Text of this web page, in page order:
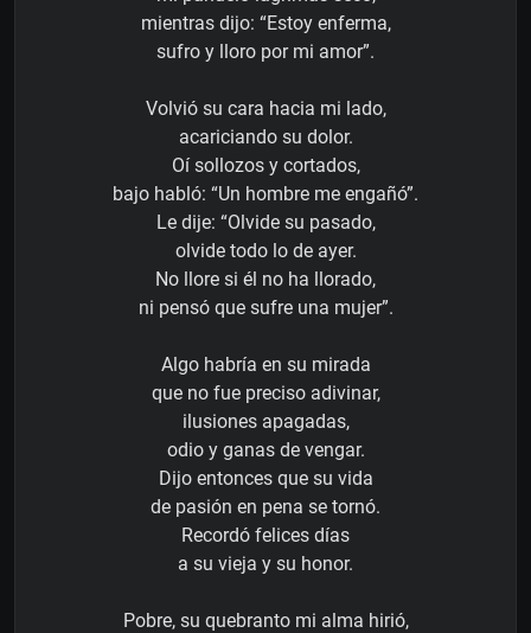
mientras dijo: “Estoy enferma,
sufro y lloro por mi amor”.
Volvió su cara hacia mi lado,
acariciando su dolor.
Oí sollozos y cortados,
bajo habló: “Un hombre me engañó”.
Le dije: “Olvide su pasado,
olvide todo lo de ayer.
No llore si él no ha llorado,
ni pensó que sufre una mujer”.
Algo habría en su mirada
que no fue preciso adivinar,
ilusiones apagadas,
odio y ganas de vengar.
Dijo entonces que su vida
de pasión en pena se tornó.
Recordó felices días
a su vieja y su honor.
Pobre, su quebranto mi alma hirió,